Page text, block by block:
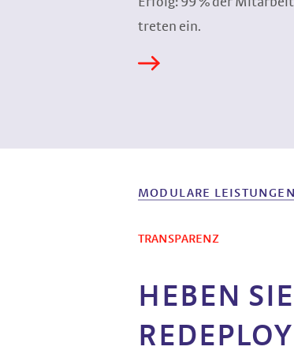
treten ein.
MODULARE
TRANSPARENZ
HEBEN SIE